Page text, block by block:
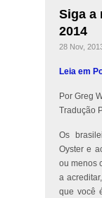
Siga a
2014
28 Nov,
Leia em
Por Greg
Tradução
Os
Oyster e
ou menos
a
que você